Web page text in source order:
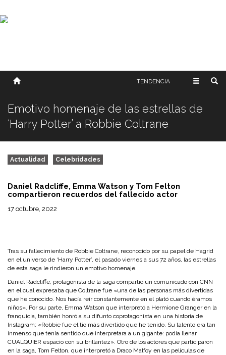
SOBRE NOSOTROS
TENDENCIA
Emotivo homenaje de las estrellas de
‘Harry Potter’ a Robbie Coltrane
Actualidad Celebridades
Daniel Radcliffe, Emma Watson y Tom Felton
compartieron recuerdos del fallecido actor
17 octubre, 2022
Tras su fallecimiento de Robbie Coltrane, reconocido por su papel de Hagrid
en el universo de ‘Harry Potter’, el pasado viernes a sus 72 años, las estrellas
de esta saga le rindieron un emotivo homenaje.
Daniel Radcliffe, protagonista de la saga compartió un comunicado con CNN
en el cual expresaba que Coltrane fue «una de las personas más divertidas
que he conocido. Nos hacía reír constantemente en el plató cuando éramos
niños». Por su parte, Emma Watson que interpretó a Hermione Granger en la
franquicia, también honró a su difunto coprotagonista en una historia de
Instagram: «Robbie fue el tío más divertido que he tenido. Su talento era tan
inmenso que tenía sentido que interpretara a un gigante: podía llenar
CUALQUIER espacio con su brillantez». Otro de los actores que participaron
en la saga, Tom Felton, que interpretó a Draco Malfoy en las películas de